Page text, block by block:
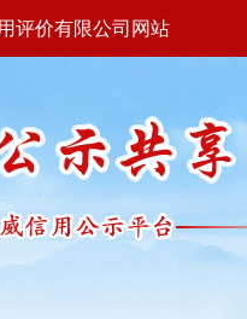
评价有限公司网站